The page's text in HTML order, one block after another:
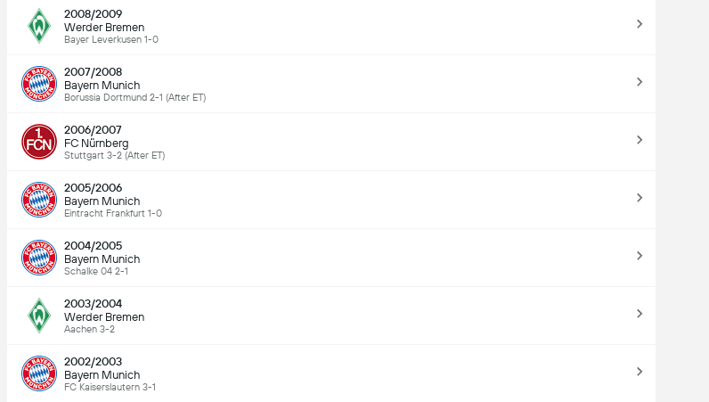
2008/2009
Werder Bremen
Bayer Leverkusen 1-0
2007/2008
Bayern Munich
Borussia Dortmund 2-1 (After ET)
2006/2007
FC Nürnberg
Stuttgart 3-2 (After ET)
2005/2006
Bayern Munich
Eintracht Frankfurt 1-0
2004/2005
Bayern Munich
Schalke 04 2-1
2003/2004
Werder Bremen
Aachen 3-2
2002/2003
Bayern Munich
FC Kaiserslautern 3-1